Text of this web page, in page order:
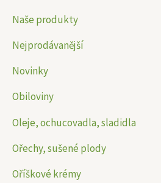
Naše produkty
Nejprodávanější
Novinky
Obiloviny
Oleje, ochucovadla, sladidla
Ořechy, sušené plody
Oříškové krémy